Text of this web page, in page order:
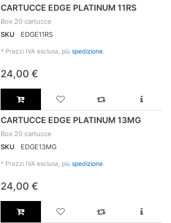
CARTUCCE EDGE PLATINUM 11RS
Box 20 cartucce
SKU
EDGE11RS
* Prezzi IVA esclusa, più spedizione.
24,00 €
CARTUCCE EDGE PLATINUM 13MG
Box 20 cartucce
SKU
EDGE13MG
* Prezzi IVA esclusa, più spedizione.
24,00 €